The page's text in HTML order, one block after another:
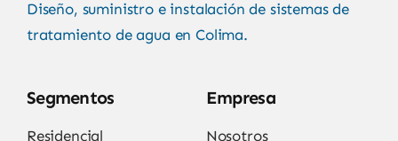
Diseño, suministro e instalación de sistemas de
tratamiento de agua en Colima.
Segmentos
Residencial
Empresa
Nosotros